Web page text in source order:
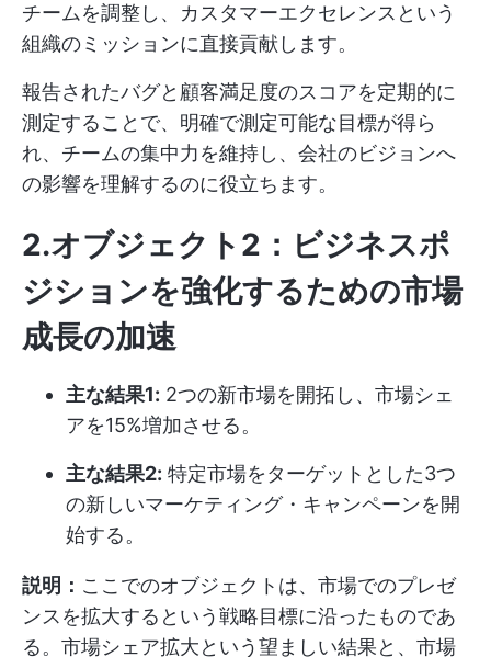
チームを調整し、カスタマーエクセレンスという
組織のミッションに直接貢献します。
報告されたバグと顧客満足度のスコアを定期的に
測定することで、明確で測定可能な目標が得ら
れ、チームの集中力を維持し、会社のビジョンへ
の影響を理解するのに役立ちます。
2.オブジェクト2：ビジネスポ
ジションを強化するための市場
成長の加速
主な結果1: 2つの新市場を開拓し、市場シェ
アを15%増加させる。
主な結果2: 特定市場をターゲットとした3つ
の新しいマーケティング・キャンペーンを開
始する。
説明： ここでのオブジェクトは、市場でのプレゼ
ンスを拡大するという戦略目標に沿ったものであ
る。市場シェア拡大という望ましい結果と、市場